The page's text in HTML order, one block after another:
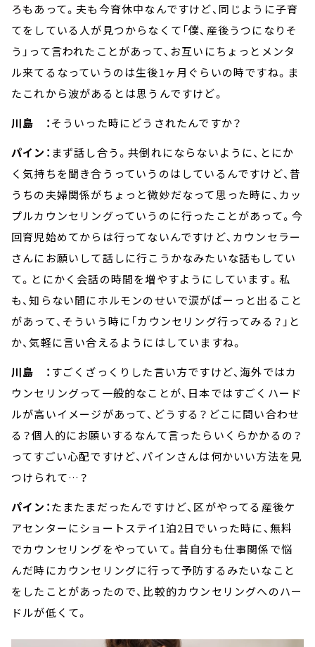
ろもあって。夫も今育休中なんですけど、同じように子育
てをしている人が見つからなくて「僕、産後うつになりそ
う」って言われたことがあって、お互いにちょっとメンタ
ル来てるなっていうのは生後1ヶ月ぐらいの時ですね。ま
たこれから波があるとは思うんですけど。
川島 ：そういった時にどうされたんですか？
パイン： まず話し合う。共倒れにならないように、とにか
く気持ちを聞き合うっていうのはしているんですけど、昔
うちの夫婦関係がちょっと微妙だなって思った時に、カッ
プルカウンセリングっていうのに行ったことがあって。今
回育児始めてからは行ってないんですけど、カウンセラー
さんにお願いして話しに行こうかなみたいな話もしてい
て。とにかく会話の時間を増やすようにしています。私
も、知らない間にホルモンのせいで涙がばーっと出ること
があって、そういう時に「カウンセリング行ってみる？」と
か、気軽に言い合えるようにはしていますね。
川島 ： すごくざっくりした言い方ですけど、海外ではカ
ウンセリングって一般的なことが、日本ではすごくハード
ルが高いイメージがあって、どうする？どこに問い合わせ
る？個人的にお願いするなんて言ったらいくらかかるの？
ってすごい心配ですけど、パインさんは何かいい方法を見
つけられて…？
パイン：たまたまだったんですけど、区がやってる産後ケ
アセンターにショートステイ1泊2日でいった時に、無料
でカウンセリングをやっていて。昔自分も仕事関係で悩
んだ時にカウンセリングに行って予防するみたいなこと
をしたことがあったので、比較的カウンセリングへのハー
ドルが低くて。